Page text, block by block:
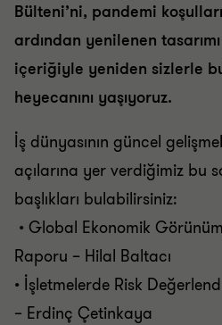
Bülteni’ni, pandemi
ardından yenilenen
içeriğiyle yeniden sizlerle
heyecanını yaşıyoruz.
İş dünyasının güncel
açılarına yer verdiğimiz bu
başlıkları bulabilirsiniz:
• Global Ekonomik
Raporu – Hilal Baltacı
• İşletmelerde Risk
– Erdinç Çetinkaya